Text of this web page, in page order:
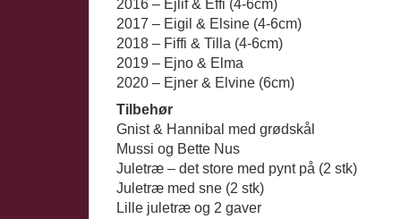
2016 – Ejlif & Effi (4-6cm)
2017 – Eigil & Elsine (4-6cm)
2018 – Fiffi & Tilla (4-6cm)
2019 – Ejno & Elma
2020 – Ejner & Elvine (6cm)
Tilbehør
Gnist & Hannibal med grødskål
Mussi og Bette Nus
Juletræ – det store med pynt på (2 stk)
Juletræ med sne (2 stk)
Lille juletræ og 2 gaver